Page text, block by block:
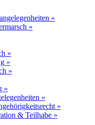
»
»
»
»
»
»
»
»
& Teilhabe »